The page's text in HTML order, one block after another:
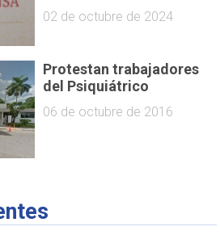
02 de octubre de 2024
Protestan trabajadores
del Psiquiátrico
06 de octubre de 2016